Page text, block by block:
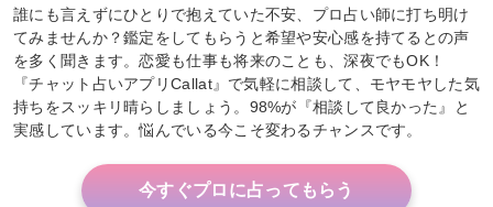
誰にも言えずにひとりで抱えていた不安、プロ占い師に打ち明け
てみませんか？鑑定をしてもらうと希望や安心感を持てるとの声
を多く聞きます。恋愛も仕事も将来のことも、深夜でもOK！
『チャット占いアプリCallat』で気軽に相談して、モヤモヤした気
持ちをスッキリ晴らしましょう。98%が『相談して良かった』と
実感しています。悩んでいる今こそ変わるチャンスです。
今すぐプロに占ってもらう